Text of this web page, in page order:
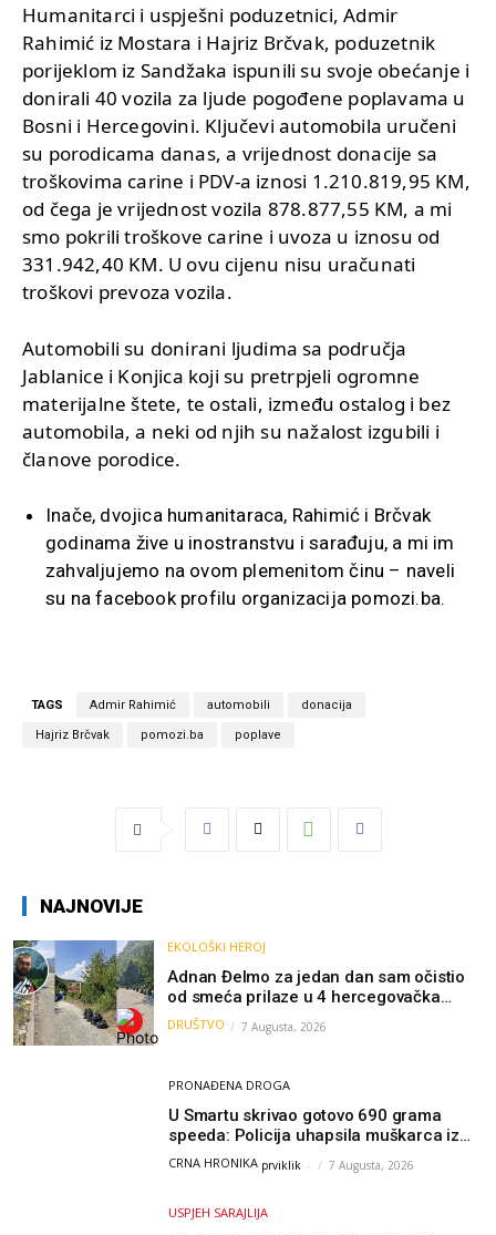
Humanitarci i uspješni poduzetnici, Admir
Rahimić iz Mostara i Hajriz Brčvak, poduzetnik
porijeklom iz Sandžaka ispunili su svoje obećanje i
donirali 40 vozila za ljude pogođene poplavama u
Bosni i Hercegovini. Ključevi automobila uručeni
su porodicama danas, a vrijednost donacije sa
troškovima carine i PDV-a iznosi 1.210.819,95 KM,
od čega je vrijednost vozila 878.877,55 KM, a mi
smo pokrili troškove carine i uvoza u iznosu od
331.942,40 KM. U ovu cijenu nisu uračunati
troškovi prevoza vozila.
Automobili su donirani ljudima sa područja
Jablanice i Konjica koji su pretrpjeli ogromne
materijalne štete, te ostali, između ostalog i bez
automobila, a neki od njih su nažalost izgubili i
članove porodice.
Inače, dvojica humanitaraca, Rahimić i Brčvak
godinama žive u inostranstvu i sarađuju, a mi im
zahvaljujemo na ovom plemenitom činu – naveli
su na facebook profilu organizacija pomozi.ba.
TAGS Admir Rahimić automobili donacija
Hajriz Brčvak pomozi.ba poplave
NAJNOVIJE
EKOLOŠKI HEROJ
Adnan Đelmo za jedan dan sam očistio
od smeća prilaze u 4 hercegovačka
grada: “Danas nisam čistio samo smeće,
čistio sam sliku o nama”
DRUŠTVO 7 Augusta, 2026
PRONAĐENA DROGA
U Smartu skrivao gotovo 690 grama
speeda: Policija uhapsila muškarca iz
Hercegovine
CRNA HRONIKA prviklik - 7 Augusta, 2026
USPJEH SARAJLIJA